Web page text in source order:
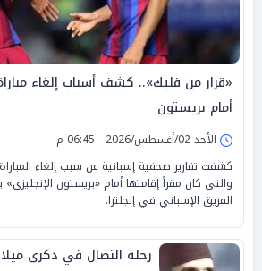
«قرار من فليك».. كشف أسباب إلغاء
أمام بريستون
الأحد 02/أغسطس/2026 - 06:45 م
كشفت تقارير صحفية إسبانية عن سبب إلغاء المباراة
والتي كان مقراً إقامتها أمام «بريستون
الفريق الإسباني في إنجلترا.
رحلة النضال في ذكرى